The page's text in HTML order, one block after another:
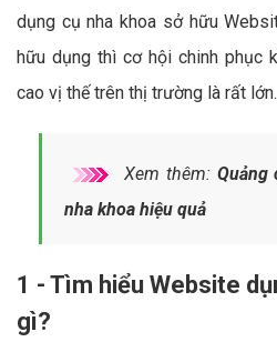
dụng cụ nha khoa sở hữu
hữu dụng thì cơ hội chinh phục
cao vị thế trên thị trường là rất lớn.
Xem thêm: Quảng
nha khoa hiệu quả
1 - Tìm hiểu Website
gì?